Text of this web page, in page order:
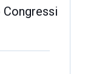
Congressi